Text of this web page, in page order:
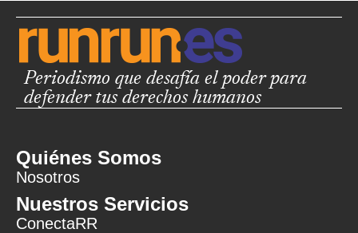
Periodismo que desafía el poder para
defender tus derechos humanos
Quiénes Somos
Nosotros
Nuestros Servicios
ConectaRR